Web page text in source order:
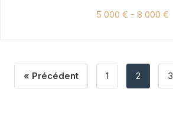
5 000 € - 8 000 €
« Précédent 1 2 3